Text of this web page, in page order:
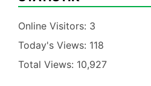
Online Visitors: 3
Today's Views: 118
Total Views: 10,927